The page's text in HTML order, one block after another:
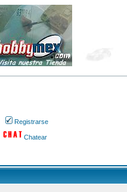
Registrarse
Chatear